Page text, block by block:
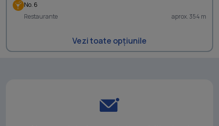
No. 6
Restaurante
aprox. 354 m
Vezi toate opțiunile